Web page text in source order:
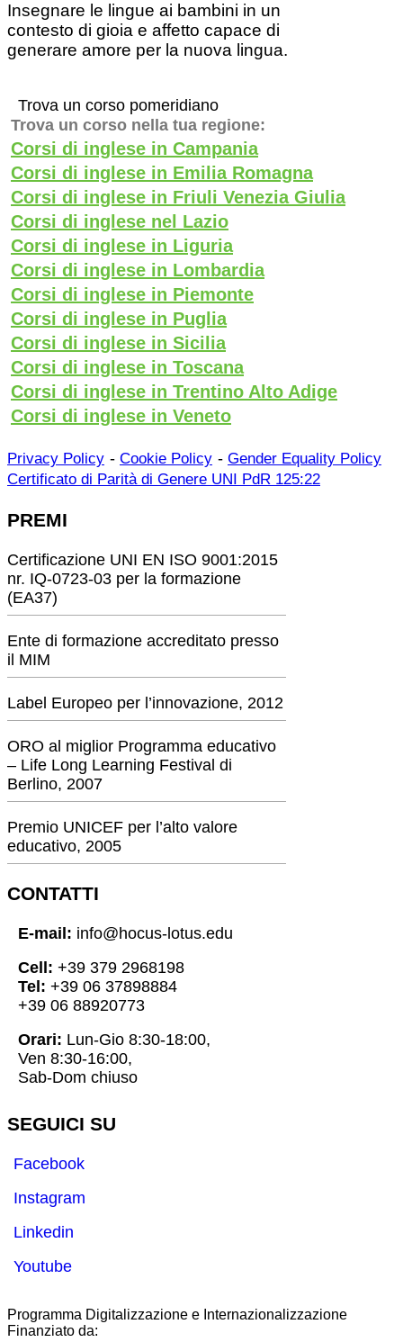
Insegnare le lingue ai bambini in un
contesto di gioia e affetto capace di
generare amore per la nuova lingua.
Trova un corso pomeridiano
Trova un corso nella tua regione:
Corsi di inglese in Campania
Corsi di inglese in Emilia Romagna
Corsi di inglese in Friuli Venezia Giulia
Corsi di inglese nel Lazio
Corsi di inglese in Liguria
Corsi di inglese in Lombardia
Corsi di inglese in Piemonte
Corsi di inglese in Puglia
Corsi di inglese in Sicilia
Corsi di inglese in Toscana
Corsi di inglese in Trentino Alto Adige
Corsi di inglese in Veneto
Privacy Policy - Cookie Policy - Gender Equality Policy
Certificato di Parità di Genere UNI PdR 125:22
PREMI
Certificazione UNI EN ISO 9001:2015
nr. IQ-0723-03 per la formazione
(EA37)
Ente di formazione accreditato presso
il MIM
Label Europeo per l’innovazione, 2012
ORO al miglior Programma educativo
– Life Long Learning Festival di
Berlino, 2007
Premio UNICEF per l’alto valore
educativo, 2005
CONTATTI
E-mail: info@hocus-lotus.edu
Cell: +39 379 2968198
Tel: +39 06 37898884
+39 06 88920773
Orari: Lun-Gio 8:30-18:00,
Ven 8:30-16:00,
Sab-Dom chiuso
SEGUICI SU
Facebook
Instagram
Linkedin
Youtube
Programma Digitalizzazione e Internazionalizzazione
Finanziato da: